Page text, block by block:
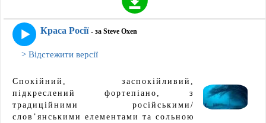
Краса Росії - за Steve Oxen
> Відстежити версії
Спокійний, заспокійливий,
підкреслений фортепіано, з
традиційними російськими/
слов’янськими елементами та сольною